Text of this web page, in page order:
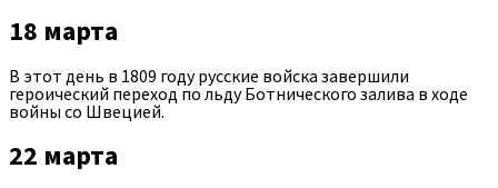
18 марта
В этот день в 1809 году русские войска завершили
героический переход по льду Ботнического залива в ходе
войны со Швецией.
22 марта